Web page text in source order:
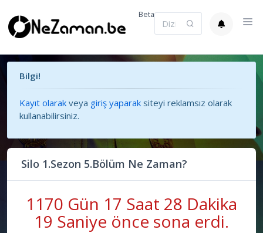
Beta
Bilgi!
Kayıt olarak veya giriş yaparak siteyi reklamsız olarak
kullanabilirsiniz.
Silo 1.Sezon 5.Bölüm Ne Zaman?
1170 Gün 17 Saat 28 Dakika
19 Saniye önce sona erdi.